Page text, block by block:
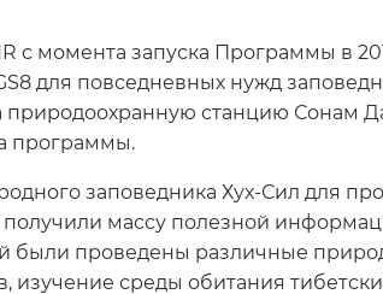
момента запуска Программы в
для повседневных нужд
станцию Сонам
программы.
заповедника Хух-Сил для
массу полезной
были проведены различные
среды обитания